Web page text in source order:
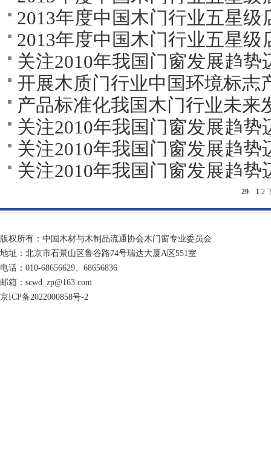
2013年度中国木门行业五星
2013年度中国木门行业五星
关注2010年我国门窗发展趋势
开展木质门行业中国环境标志
产品标准化我国木门行业未来
关注2010年我国门窗发展趋势
关注2010年我国门窗发展趋势
关注2010年我国门窗发展趋势
29 1 2
版权所有：中国木材与木制品流通协会木门窗专业委员会
地址：北京市石景山区鲁谷路74号瑞达大厦A区551室
电话：010-68656629、68656836
邮箱：scwd_zp@163.com
京ICP备2022000858号-2